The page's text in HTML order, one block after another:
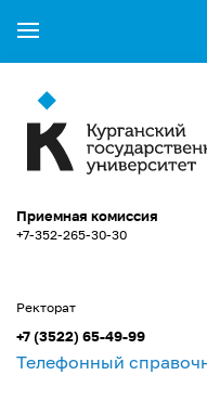
Приемная комиссия
+7-352-265-30-30
Ректорат
+7 (3522) 65-49-99
Телефонный